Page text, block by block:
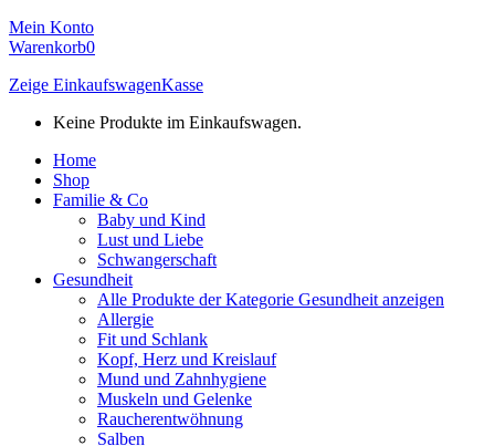
Mein Konto
Warenkorb0
Zeige EinkaufswagenKasse
Keine Produkte im Einkaufswagen.
Home
Shop
Familie & Co
Baby und Kind
Lust und Liebe
Schwangerschaft
Gesundheit
Alle Produkte der Kategorie Gesundheit anzeigen
Allergie
Fit und Schlank
Kopf, Herz und Kreislauf
Mund und Zahnhygiene
Muskeln und Gelenke
Raucherentwöhnung
Salben